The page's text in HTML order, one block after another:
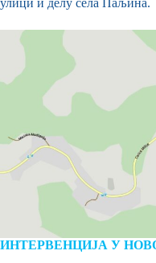
улици и делу села Паљина.
ИНТЕРВЕНЦИЈА У